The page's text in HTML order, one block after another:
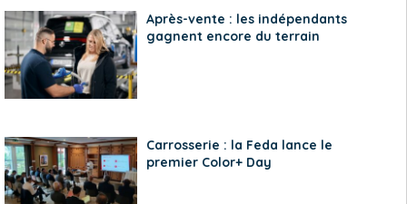
Après-vente : les indépendants
gagnent encore du terrain
Carrosserie : la Feda lance le
premier Color+ Day